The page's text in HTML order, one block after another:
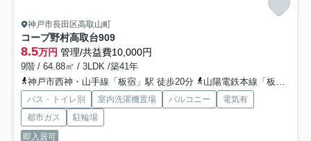
神戸市長田区高取山町
コープ野村高取台909
8.5万円 管理/共益費10,000円
9階 / 64.88㎡ / 3LDK /築41年
神戸市西神・山手線「板宿」駅 徒歩20分
山陽電鉄本線「板宿」駅 徒歩20分
バス・トイレ別 室内洗濯機置場 バルコニー
電気有
都市ガス
駐輪場
即入居可